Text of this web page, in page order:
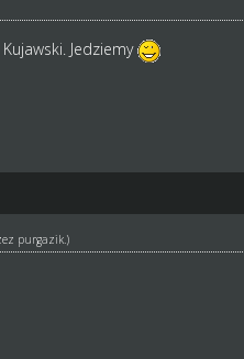
Jedziemy
purgazik.)